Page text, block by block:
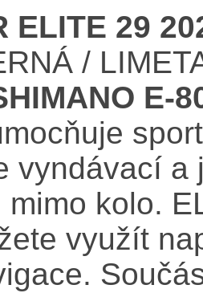
ELITE 29
/
E-
vyndávací
mimo kolo.
využít